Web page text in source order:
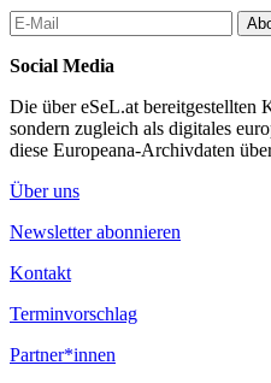
Social Media
Die über eSeL.at bereitgestellten
sondern zugleich als digitales
diese Europeana-Archivdaten
Über uns
Newsletter abonnieren
Kontakt
Terminvorschlag
Partner*innen